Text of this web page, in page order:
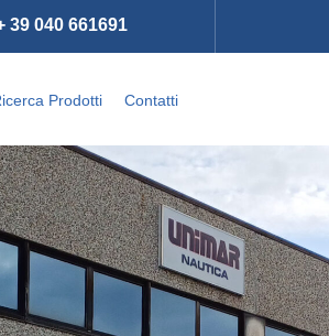
39 040 661691
Prodotti Contatti